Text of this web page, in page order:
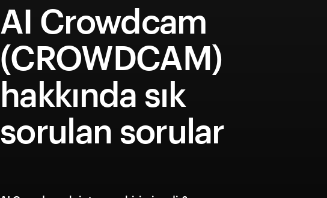
AI Crowdcam
(CROWDCAM)
hakkında sık
sorulan sorular